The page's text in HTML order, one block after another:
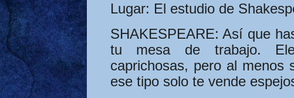
Lugar: El estudio de
SHAKESPEARE: Así que
tu mesa de trabajo.
caprichosas, pero al menos
ese tipo solo te vende